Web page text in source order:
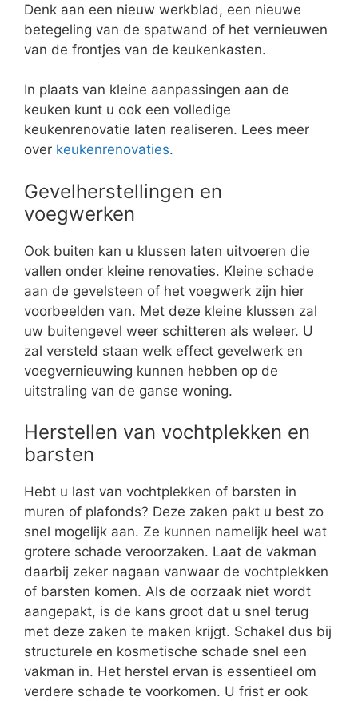
Denk aan een nieuw werkblad, een nieuwe
betegeling van de spatwand of het vernieuwen
van de frontjes van de keukenkasten.
In plaats van kleine aanpassingen aan de
keuken kunt u ook een volledige
keukenrenovatie laten realiseren. Lees meer
over keukenrenovaties.
Gevelherstellingen en
voegwerken
Ook buiten kan u klussen laten uitvoeren die
vallen onder kleine renovaties. Kleine schade
aan de gevelsteen of het voegwerk zijn hier
voorbeelden van. Met deze kleine klussen zal
uw buitengevel weer schitteren als weleer. U
zal versteld staan welk effect gevelwerk en
voegvernieuwing kunnen hebben op de
uitstraling van de ganse woning.
Herstellen van vochtplekken en
barsten
Hebt u last van vochtplekken of barsten in
muren of plafonds? Deze zaken pakt u best zo
snel mogelijk aan. Ze kunnen namelijk heel wat
grotere schade veroorzaken. Laat de vakman
daarbij zeker nagaan vanwaar de vochtplekken
of barsten komen. Als de oorzaak niet wordt
aangepakt, is de kans groot dat u snel terug
met deze zaken te maken krijgt. Schakel dus bij
structurele en kosmetische schade snel een
vakman in. Het herstel ervan is essentieel om
verdere schade te voorkomen. U frist er ook